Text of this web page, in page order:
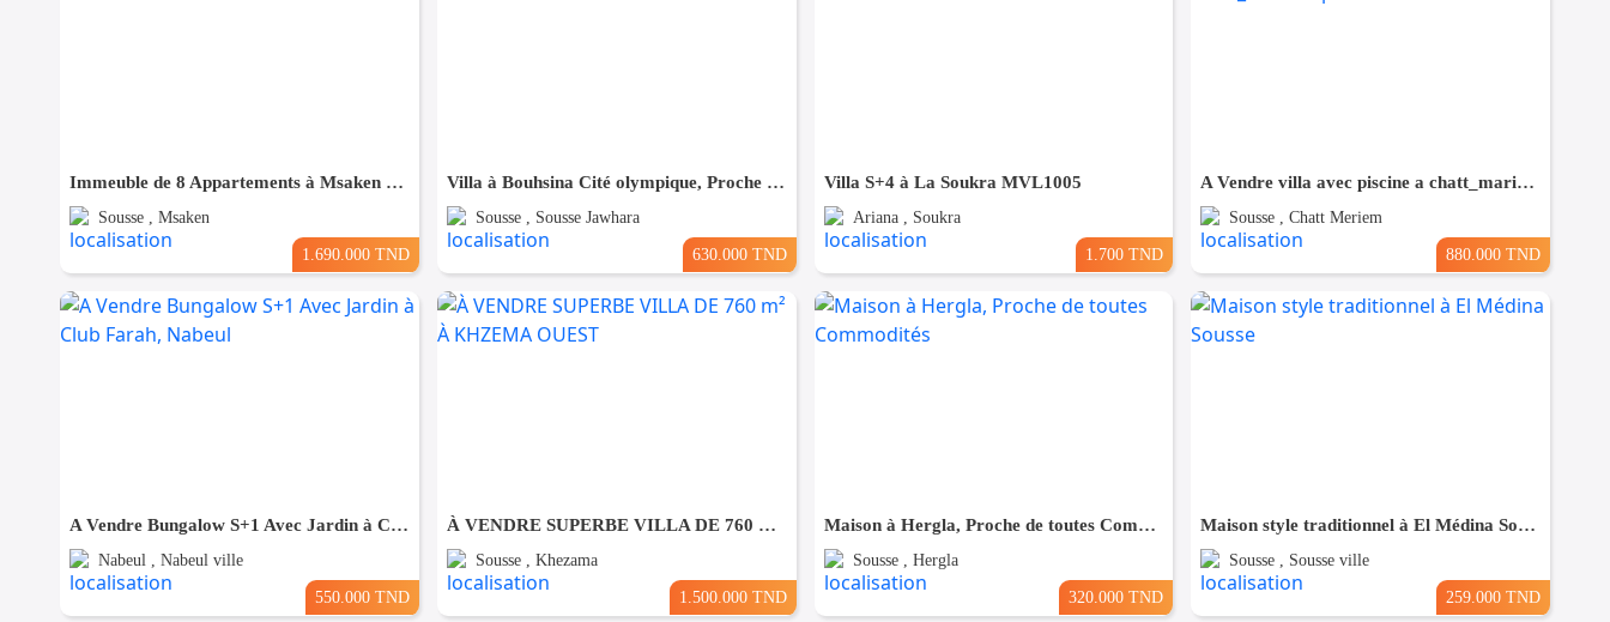
Immeuble de 8 Appartements à Msaken Nouvelle Construction
Sousse , Msaken
1.690.000 TND
Villa à Bouhsina Cité olympique, Proche de toutes Commodités
Sousse , Sousse Jawhara
630.000 TND
Villa S+4 à La Soukra MVL1005
Ariana , Soukra
1.700 TND
A Vendre villa avec piscine a chatt_mariem pré résidence Costa
Sousse , Chatt Meriem
880.000 TND
A Vendre Bungalow S+1 Avec Jardin à Club Farah, Nabeul
Nabeul , Nabeul ville
550.000 TND
À VENDRE SUPERBE VILLA DE 760 m² À KHZEMA OUEST
Sousse , Khezama
1.500.000 TND
Maison à Hergla, Proche de toutes Commodités
Sousse , Hergla
320.000 TND
Maison style traditionnel à El Médina Sousse
Sousse , Sousse ville
259.000 TND